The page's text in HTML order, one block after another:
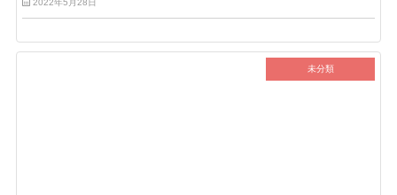
2022年5月28日
未分類